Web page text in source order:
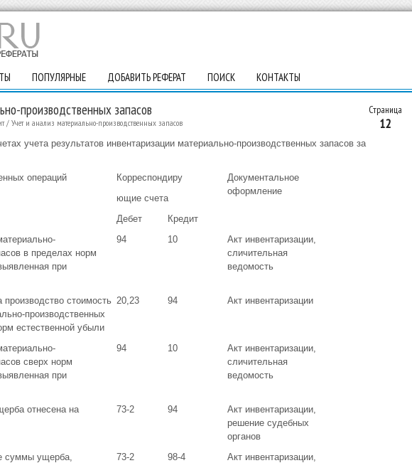
ПОПУЛЯРНЫЕ ДОБАВИТЬ РЕФЕРАТ ПОИСК КОНТАКТЫ
Страница
12
производственных запасов
/ Учет и анализ материально-производственных запасов
учета результатов инвентаризации материально-производственных запасов за
операций
Корреспондиру
ющие счета
Документальное
оформление
Дебет
Кредит
в пределах норм
при
94 10
Акт инвентаризации,
сличительная
ведомость
стоимость
производственных
естественной убыли
20,23 94 Акт инвентаризации
сверх норм
при
94 10
Акт инвентаризации,
сличительная
ведомость
отнесена на
73-2 94
Акт инвентаризации,
решение судебных
органов
суммы ущерба,
73-2 98-4
Акт инвентаризации,